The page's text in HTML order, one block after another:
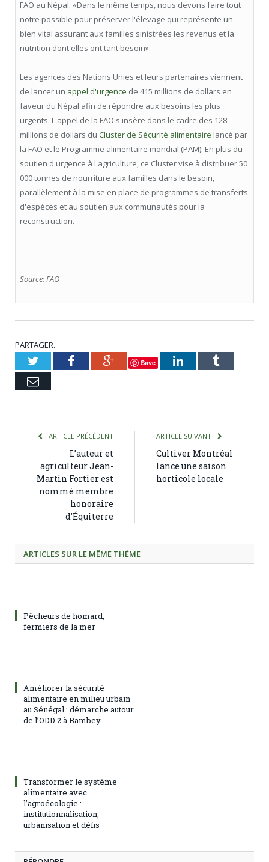
FAO au Népal. «Dans le même temps, nous devons faire tout
notre possible pour préserver l'élevage qui représente un
bien vital assurant aux familles sinistrées les revenus et la
nutrition dont elles ont tant besoin».
Les agences des Nations Unies et leurs partenaires viennent
de lancer un appel d'urgence de 415 millions de dollars en
faveur du Népal afin de répondre aux besoins les plus
urgents. L'appel de la FAO s'insère dans le cadre des 128
millions de dollars du Cluster de Sécurité alimentaire lancé par
la FAO et le Programme alimentaire mondial (PAM). En plus du
soutien d'urgence à l'agriculture, ce Cluster vise à distribuer 50
000 tonnes de nourriture aux familles dans le besoin,
parallèlement à la mise en place de programmes de transferts
d'espèces et au soutien aux communautés pour la
reconstruction.
Source: FAO
PARTAGER.
TwitterFacebookGoogle+
Save LinkedInTumblr
Courriel
ARTICLE PRÉCÉDENT
L’auteur et
agriculteur Jean-
Martin Fortier est
nommé membre
honoraire
d’Équiterre
ARTICLE SUIVANT
Cultiver Montréal
lance une saison
horticole locale
ARTICLES SUR LE MÊME THÈME
Pêcheurs de homard,
fermiers de la mer
Améliorer la sécurité
alimentaire en milieu urbain
au Sénégal : démarche autour
de l’ODD 2 à Bambey
Transformer le système
alimentaire avec
l’agroécologie :
institutionnalisation,
urbanisation et défis